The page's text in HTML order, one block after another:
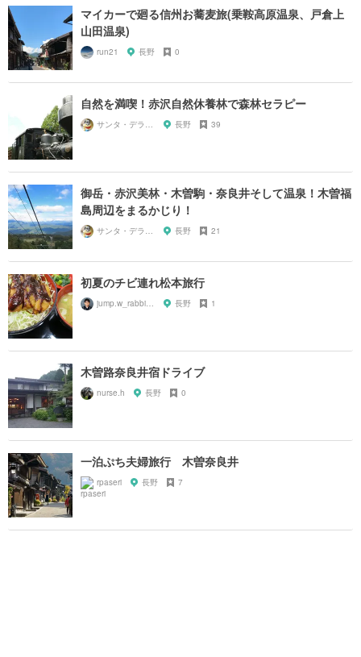
マイカーで廻る信州お蕎麦旅(乗鞍高原温泉、戸倉上
山田温泉)
run21 長野 0
自然を満喫！赤沢自然休養林で森林セラピー
サンタ・デラックス 長野 39
御岳・赤沢美林・木曽駒・奈良井そして温泉！木曽福
島周辺をまるかじり！
サンタ・デラックス 長野 21
初夏のチビ連れ松本旅行
jump.w_rabbitkun 長野 1
木曽路奈良井宿ドライブ
nurse.h 長野 0
一泊ぷち夫婦旅行 木曽奈良井
rpaseri 長野 7